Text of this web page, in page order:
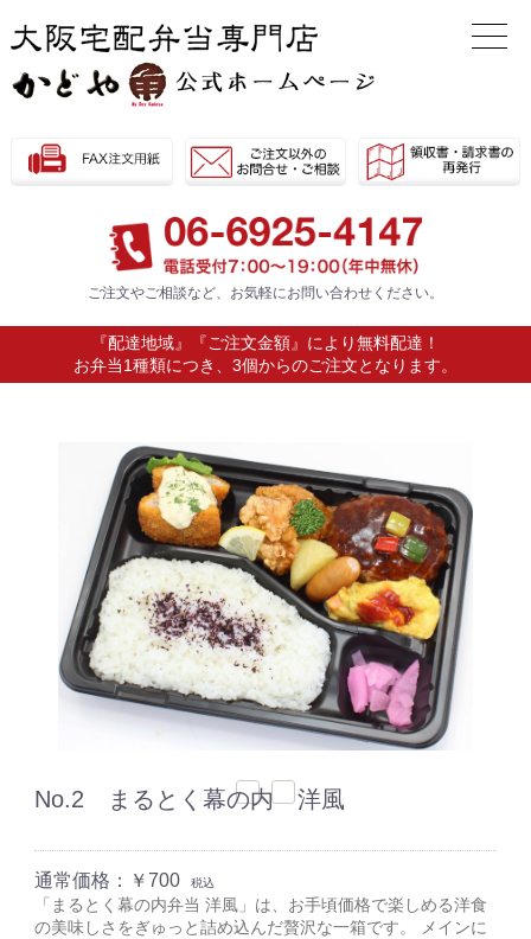
ご注文やご相談など、お気軽にお問い合わせください。
『配達地域』『ご注文金額』により無料配達！
お弁当1種類につき、3個からのご注文となります。
No.2 まるとく幕の内 洋風
通常価格： ￥700 税込
「まるとく幕の内弁当 洋風」は、お手頃価格で楽しめる洋食
の美味しさをぎゅっと詰め込んだ贅沢な一箱です。 メインに